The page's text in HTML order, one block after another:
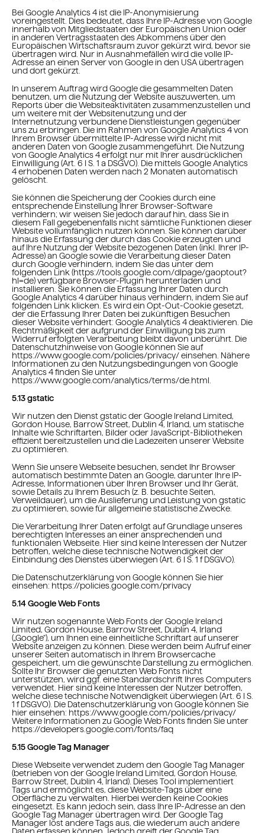
Bei Google Analytics 4 ist die IP-Anonymisierung
voreingestellt. Dies bedeutet, dass Ihre IP-Adresse von Google
innerhalb von Mitgliedstaaten der Europäischen Union oder
in anderen Vertragsstaaten des Abkommens über den
Europäischen Wirtschaftsraum zuvor gekürzt wird, bevor sie
übertragen wird. Nur in Ausnahmefällen wird die volle IP-
Adresse an einen Server von Google in den USA übertragen
und dort gekürzt.
In unserem Auftrag wird Google die gesammelten Daten
benutzen, um die Nutzung der Website auszuwerten, um
Reports über die Websiteaktivitäten zusammenzustellen und
um weitere mit der Websitenutzung und der
Internetnutzung verbundene Dienstleistungen gegenüber
uns zu erbringen. Die im Rahmen von Google Analytics 4 von
Ihrem Browser übermittelte IP-Adresse wird nicht mit
anderen Daten von Google zusammengeführt. Die Nutzung
von Google Analytics 4 erfolgt nur mit Ihrer ausdrücklichen
Einwilligung (Art. 6 I S. 1 a DSGVO). Die mittels Google Analytics
4 erhobenen Daten werden nach 2 Monaten automatisch
gelöscht.
Sie können die Speicherung der Cookies durch eine
entsprechende Einstellung Ihrer Browser-Software
verhindern; wir weisen Sie jedoch darauf hin, dass Sie in
diesem Fall gegebenenfalls nicht sämtliche Funktionen dieser
Website vollumfänglich nutzen können. Sie können darüber
hinaus die Erfassung der durch das Cookie erzeugten und
auf Ihre Nutzung der Website bezogenen Daten (inkl. Ihrer IP-
Adresse) an Google sowie die Verarbeitung dieser Daten
durch Google verhindern, indem Sie das unter dem
folgenden Link (https://tools.google.com/dlpage/gaoptout?
hl=de) verfügbare Browser-Plugin herunterladen und
installieren. Sie können die Erfassung Ihrer Daten durch
Google Analytics 4 darüber hinaus verhindern, indem Sie auf
folgenden Link klicken. Es wird ein Opt-Out-Cookie gesetzt,
der die Erfassung Ihrer Daten bei zukünftigen Besuchen
dieser Website verhindert: Google Analytics 4 deaktivieren. Die
Rechtmäßigkeit der aufgrund der Einwilligung bis zum
Widerruf erfolgten Verarbeitung bleibt davon unberührt. Die
Datenschutzhinweise von Google können Sie auf
https://www.google.com/policies/privacy/ einsehen. Nähere
Informationen zu den Nutzungsbedingungen von Google
Analytics 4 finden Sie unter
https://www.google.com/analytics/terms/de.html.
5.13 gstatic
Wir nutzen den Dienst gstatic der Google Ireland Limited,
Gordon House, Barrow Street, Dublin 4, Irland, um statische
Inhalte wie Schriftarten, Bilder oder JavaScript-Bibliotheken
effizient bereitzustellen und die Ladezeiten unserer Website
zu optimieren.
Wenn Sie unsere Webseite besuchen, sendet Ihr Browser
automatisch bestimmte Daten an Google, darunter Ihre IP-
Adresse, Informationen über Ihren Browser und Ihr Gerät,
sowie Details zu Ihrem Besuch (z. B. besuchte Seiten,
Verweildauer), um die Auslieferung und Leistung von gstatic
zu optimieren, sowie für allgemeine statistische Zwecke.
Die Verarbeitung Ihrer Daten erfolgt auf Grundlage unseres
berechtigten Interesses an einer ansprechenden und
funktionalen Webseite. Hier sind keine Interessen der Nutzer
betroffen, welche diese technische Notwendigkeit der
Einbindung des Dienstes überwiegen (Art. 6 I S. 1 f DSGVO).
Die Datenschutzerklärung von Google können Sie hier
einsehen: https://policies.google.com/privacy
5.14 Google Web Fonts
Wir nutzen sogenannte Web Fonts der Google Ireland
Limited, Gordon House, Barrow Street, Dublin 4, Irland
(„Google“), um Ihnen eine einheitliche Schriftart auf unserer
Website anzeigen zu können. Diese werden beim Aufruf einer
unserer Seiten automatisch in Ihrem Browsercache
gespeichert, um die gewünschte Darstellung zu ermöglichen.
Sollte Ihr Browser die genutzten Web Fonts nicht
unterstützen, wird ggf. eine Standardschrift Ihres Computers
verwendet. Hier sind keine Interessen der Nutzer betroffen,
welche diese technische Notwendigkeit überwiegen (Art. 6 I S.
1 f DSGVO). Die Datenschutzerklärung von Google können Sie
hier einsehen: https://www.google.com/policies/privacy/
Weitere Informationen zu Google Web Fonts finden Sie unter
https://developers.google.com/fonts/faq
5.15 Google Tag Manager
Diese Webseite verwendet zudem den Google Tag Manager
(betrieben von der Google Ireland Limited, Gordon House,
Barrow Street, Dublin 4, Irland). Dieses Tool implementiert
Tags und ermöglicht es, diese Website-Tags über eine
Oberfläche zu verwalten. Hierbei werden keine Cookies
eingesetzt. Es kann jedoch sein, dass Ihre IP-Adresse an den
Google Tag Manager übertragen wird. Der Google Tag
Manager löst andere Tags aus, die wiederum auch andere